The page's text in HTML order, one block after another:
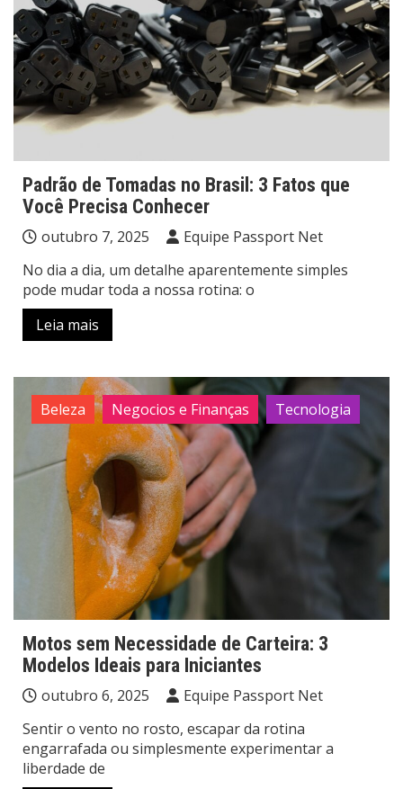
Padrão de Tomadas no Brasil: 3 Fatos que
Você Precisa Conhecer
outubro 7, 2025
Equipe Passport Net
No dia a dia, um detalhe aparentemente simples
pode mudar toda a nossa rotina: o
Leia mais
Beleza Negocios e Finanças Tecnologia
Motos sem Necessidade de Carteira: 3
Modelos Ideais para Iniciantes
outubro 6, 2025
Equipe Passport Net
Sentir o vento no rosto, escapar da rotina
engarrafada ou simplesmente experimentar a
liberdade de